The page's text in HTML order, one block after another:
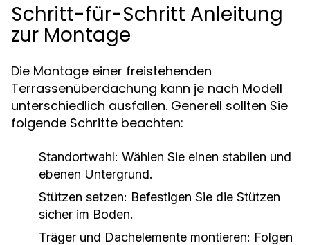
Schritt-für-Schritt Anleitung
zur Montage
Die Montage einer freistehenden
Terrassenüberdachung kann je nach Modell
unterschiedlich ausfallen. Generell sollten Sie
folgende Schritte beachten:
Standortwahl: Wählen Sie einen stabilen und
ebenen Untergrund.
Stützen setzen: Befestigen Sie die Stützen
sicher im Boden.
Träger und Dachelemente montieren: Folgen